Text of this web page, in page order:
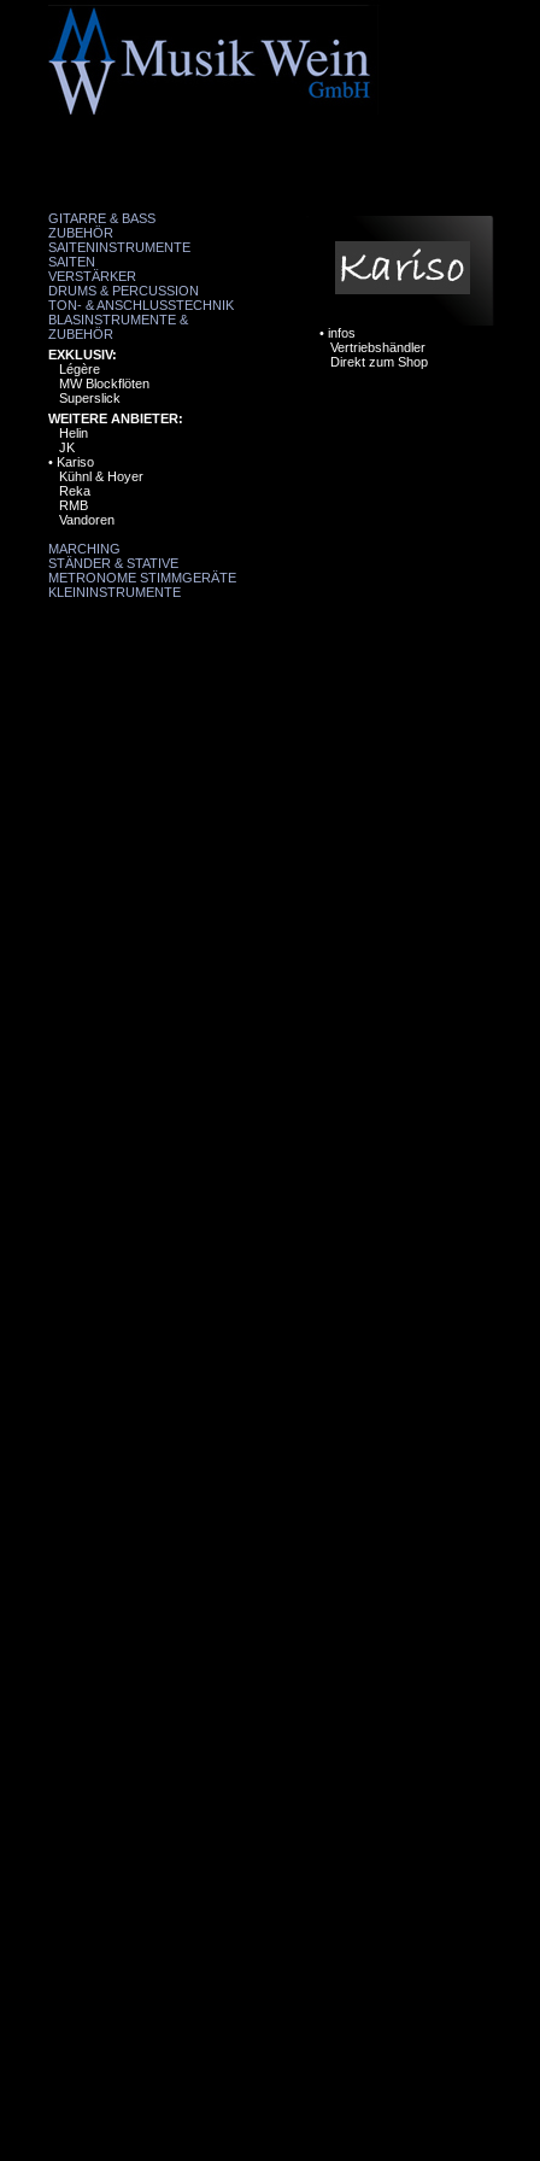
GITARRE & BASS
ZUBEHÖR
SAITENINSTRUMENTE
SAITEN
VERSTÄRKER
DRUMS & PERCUSSION
TON- & ANSCHLUSSTECHNIK
BLASINSTRUMENTE &
ZUBEHÖR
EXKLUSIV:
Légère
MW Blockflöten
Superslick
WEITERE ANBIETER:
Helin
JK
• Kariso
Kühnl & Hoyer
Reka
RMB
Vandoren
MARCHING
STÄNDER & STATIVE
METRONOME STIMMGERÄTE
KLEININSTRUMENTE
• infos
Vertriebshändler
Direkt zum Shop